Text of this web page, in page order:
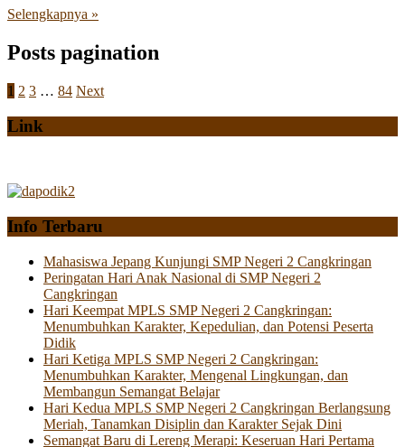
Selengkapnya »
Posts pagination
1 2 3 … 84 Next
Link
Info Terbaru
Mahasiswa Jepang Kunjungi SMP Negeri 2 Cangkringan
Peringatan Hari Anak Nasional di SMP Negeri 2
Cangkringan
Hari Keempat MPLS SMP Negeri 2 Cangkringan:
Menumbuhkan Karakter, Kepedulian, dan Potensi Peserta
Didik
Hari Ketiga MPLS SMP Negeri 2 Cangkringan:
Menumbuhkan Karakter, Mengenal Lingkungan, dan
Membangun Semangat Belajar
Hari Kedua MPLS SMP Negeri 2 Cangkringan Berlangsung
Meriah, Tanamkan Disiplin dan Karakter Sejak Dini
Semangat Baru di Lereng Merapi: Keseruan Hari Pertama